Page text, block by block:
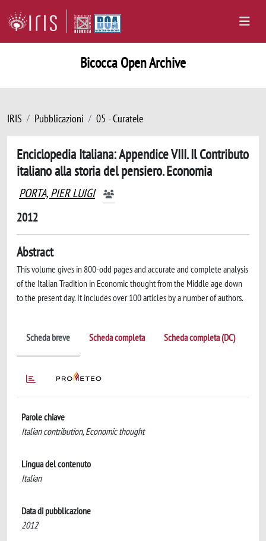
Bicocca Open Archive
IRIS Pubblicazioni 05 - Curatele
Enciclopedia Italiana: Appendice VIII. Il Contributo
italiano alla storia del pensiero. Economia
PORTA, PIER LUIGI
2012
Abstract
This volume gives in 800-odd pages and accurate and complete analysis
of the Italian Tradition in Economic thought from the Middle age down
to the present day. It includes over 100 articles by a number of authors.
Scheda breve Scheda completa Scheda completa (DC)
Parole chiave
Italian contribution, Economic thought
Lingua del contenuto
Italian
Data di pubblicazione
2012